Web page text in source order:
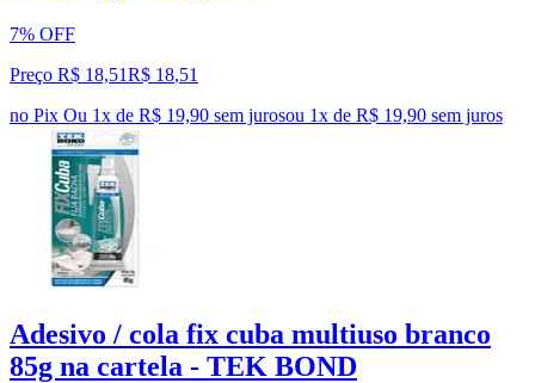
7% OFF
Preço R$ 18,51R$ 18,51
no Pix Ou 1x de R$ 19,90 sem jurosou 1x de R$ 19,90 sem juros
Adesivo / cola fix cuba multiuso branco
85g na cartela - TEK BOND